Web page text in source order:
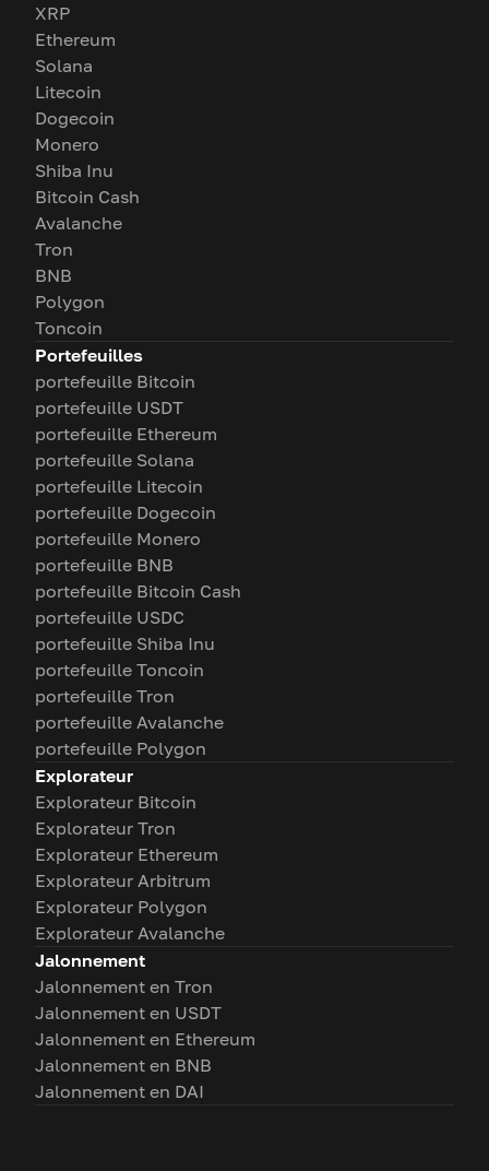
XRP
Ethereum
Solana
Litecoin
Dogecoin
Monero
Shiba Inu
Bitcoin Cash
Avalanche
Tron
BNB
Polygon
Toncoin
Portefeuilles
portefeuille Bitcoin
portefeuille USDT
portefeuille Ethereum
portefeuille Solana
portefeuille Litecoin
portefeuille Dogecoin
portefeuille Monero
portefeuille BNB
portefeuille Bitcoin Cash
portefeuille USDC
portefeuille Shiba Inu
portefeuille Toncoin
portefeuille Tron
portefeuille Avalanche
portefeuille Polygon
Explorateur
Explorateur Bitcoin
Explorateur Tron
Explorateur Ethereum
Explorateur Arbitrum
Explorateur Polygon
Explorateur Avalanche
Jalonnement
Jalonnement en Tron
Jalonnement en USDT
Jalonnement en Ethereum
Jalonnement en BNB
Jalonnement en DAI